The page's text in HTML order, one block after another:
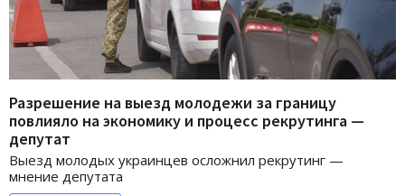
Разрешение на выезд молодежи за границу
повлияло на экономику и процесс рекрутинга —
депутат
Выезд молодых украинцев осложнил рекрутинг —
мнение депутата